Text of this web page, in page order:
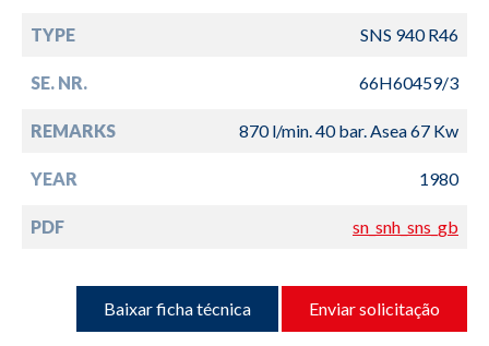
TYPE SNS 940 R46
SE. NR. 66H60459/3
REMARKS 870 l/min. 40 bar. Asea 67 Kw
YEAR 1980
PDF sn_snh_sns_gb
Baixar ficha técnica Enviar solicitação